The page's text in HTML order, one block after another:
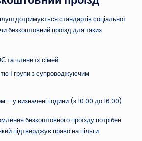
дотримується стандартів соціальної
безкоштовний проїзд для таких
члени їх сімей
І групи з супроводжуючим
– у визначені години (з 10:00 до 16:00)
безкоштовного проїзду потрібен
підтверджує право на пільги.